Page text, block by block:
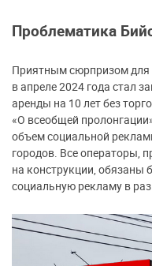
Проблематика
Приятным сюрпризом для
в апреле 2024 года стал
аренды на 10 лет без
«О всеобщей
объем социальной
городов. Все операторы,
на конструкции, обязаны
социальную рекламу в